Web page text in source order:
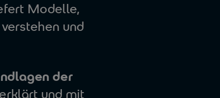
Modelle,
und
der
und mit